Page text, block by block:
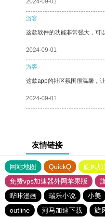
2024-09-01
游客
这款软件的功能非常强大，可
2024-09-01
游客
这款app的社区氛围很温馨，
2024-09-01
友情链接
网站地图 QuickQ 旋风加
免费vps加速器外网苹果版
哔咔漫画
瑞乐小说 小美
outline
河马加速下载 旋